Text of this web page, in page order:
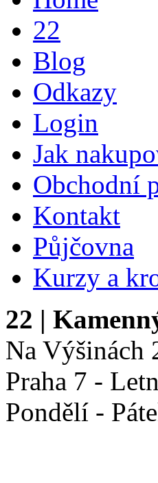
22
Blog
Odkazy
Login
Jak
Obchodní
Kontakt
Půjčovna
Kurzy a
22 |
Na Výšinách
Praha 7 -
Pondělí -